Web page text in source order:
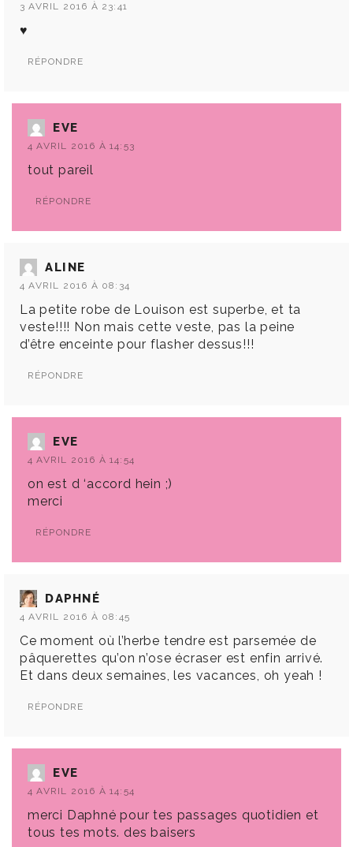
3 AVRIL 2016 À 23:41
♥
RÉPONDRE
EVE
4 AVRIL 2016 À 14:53
tout pareil
RÉPONDRE
ALINE
4 AVRIL 2016 À 08:34
La petite robe de Louison est superbe, et ta
veste!!!! Non mais cette veste, pas la peine
d’être enceinte pour flasher dessus!!!
RÉPONDRE
EVE
4 AVRIL 2016 À 14:54
on est d ‘accord hein ;)
merci
RÉPONDRE
DAPHNÉ
4 AVRIL 2016 À 08:45
Ce moment où l’herbe tendre est parsemée de
pâquerettes qu’on n’ose écraser est enfin arrivé.
Et dans deux semaines, les vacances, oh yeah !
RÉPONDRE
EVE
4 AVRIL 2016 À 14:54
merci Daphné pour tes passages quotidien et
tous tes mots. des baisers